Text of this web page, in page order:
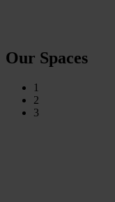
Our Spaces
1
2
3